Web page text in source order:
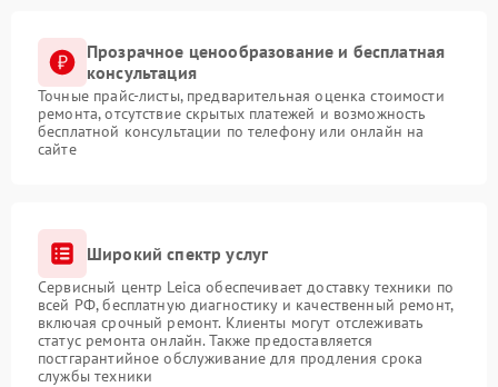
Прозрачное ценообразование и бесплатная
консультация
Точные прайс-листы, предварительная оценка стоимости
ремонта, отсутствие скрытых платежей и возможность
бесплатной консультации по телефону или онлайн на
сайте
Широкий спектр услуг
Сервисный центр Leica обеспечивает доставку техники по
всей РФ, бесплатную диагностику и качественный ремонт,
включая срочный ремонт. Клиенты могут отслеживать
статус ремонта онлайн. Также предоставляется
постгарантийное обслуживание для продления срока
службы техники